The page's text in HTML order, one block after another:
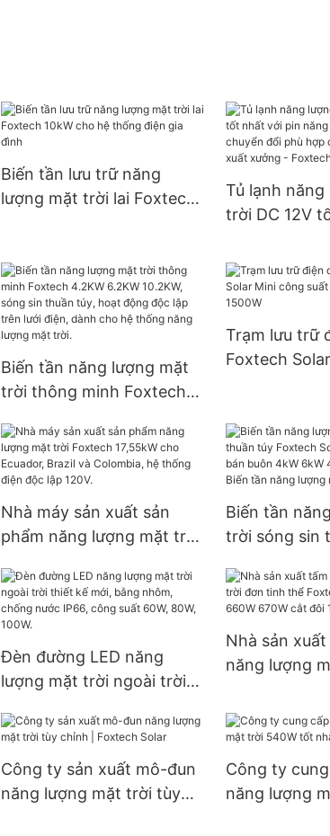
Biến tần lưu trữ năng
lượng mặt trời lai Foxtech
Tủ lạnh
trời DC 12V
bộ chuyển
cho gia đình
xưởng -
Biến tần năng lượng mặt
trời thông minh Foxtech
sóng sin thuần túy, hoạt
động độc lập trên lưới
điện, dành cho hệ thống
năng lượng mặt trời.
Trạm lưu trữ
Foxtech
Nhà máy sản xuất sản
phẩm năng lượng mặt trời
Ecuador, Brazil và
Colombia, hệ thống điện
độc lập 120V.
Biến tần
trời sóng sin
Giá bán
48V 120/
năng lượng
lập
Đèn đường LED năng
lượng mặt trời ngoài trời
chống nước IP66, công
Nhà sản
năng lượng
210mm
đôi 132 cell
Công ty sản xuất mô-đun
năng lượng mặt trời tùy
Công ty
năng lượng